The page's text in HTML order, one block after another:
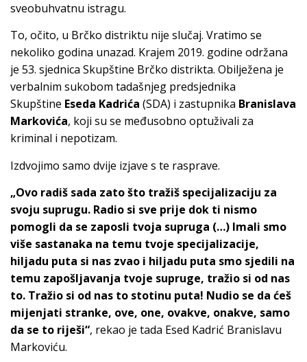
sveobuhvatnu istragu.
To, očito, u Brčko distriktu nije slučaj. Vratimo se
nekoliko godina unazad. Krajem 2019. godine održana
je 53. sjednica Skupštine Brčko distrikta. Obilježena je
verbalnim sukobom tadašnjeg predsjednika
Skupštine Eseda Kadrića (SDA) i zastupnika Branislava
Markovića, koji su se međusobno optuživali za
kriminal i nepotizam.
Izdvojimo samo dvije izjave s te rasprave.
„Ovo radiš sada zato što tražiš specijalizaciju za
svoju suprugu. Radio si sve prije dok ti nismo
pomogli da se zaposli tvoja supruga (…) Imali smo
više sastanaka na temu tvoje specijalizacije,
hiljadu puta si nas zvao i hiljadu puta smo sjedili na
temu zapošljavanja tvoje supruge, tražio si od nas
to. Tražio si od nas to stotinu puta! Nudio se da ćeš
mijenjati stranke, ove, one, ovakve, onakve, samo
da se to riješi“, rekao je tada Esed Kadrić Branislavu
Markoviću.